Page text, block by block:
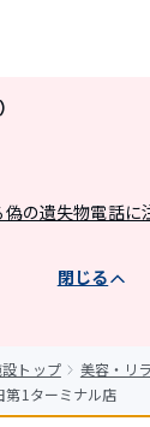
の遺失物電話に
閉じる
トップ
美容・リ
第1ターミナル店